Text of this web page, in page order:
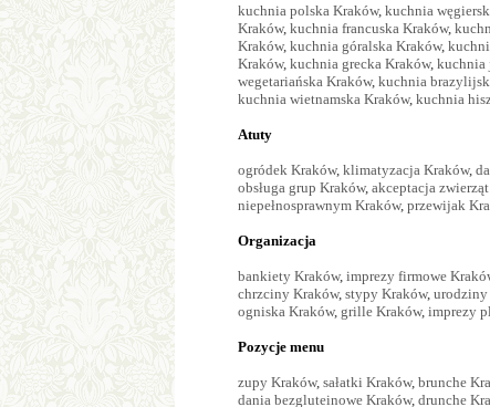
kuchnia polska Kraków, kuchnia
Kraków, kuchnia francuska Kraków,
Kraków, kuchnia góralska Kraków,
Kraków, kuchnia grecka Kraków, kuchnia
wegetariańska Kraków, kuchnia
kuchnia wietnamska Kraków, kuchnia
Atuty
ogródek Kraków, klimatyzacja Kraków,
obsługa grup Kraków, akceptacja
niepełnosprawnym Kraków, przewijak
Organizacja
bankiety Kraków, imprezy firmowe
chrzciny Kraków, stypy Kraków, urodziny
ogniska Kraków, grille Kraków, imprezy
Pozycje menu
zupy Kraków, sałatki Kraków, brunche
dania bezgluteinowe Kraków, drunche